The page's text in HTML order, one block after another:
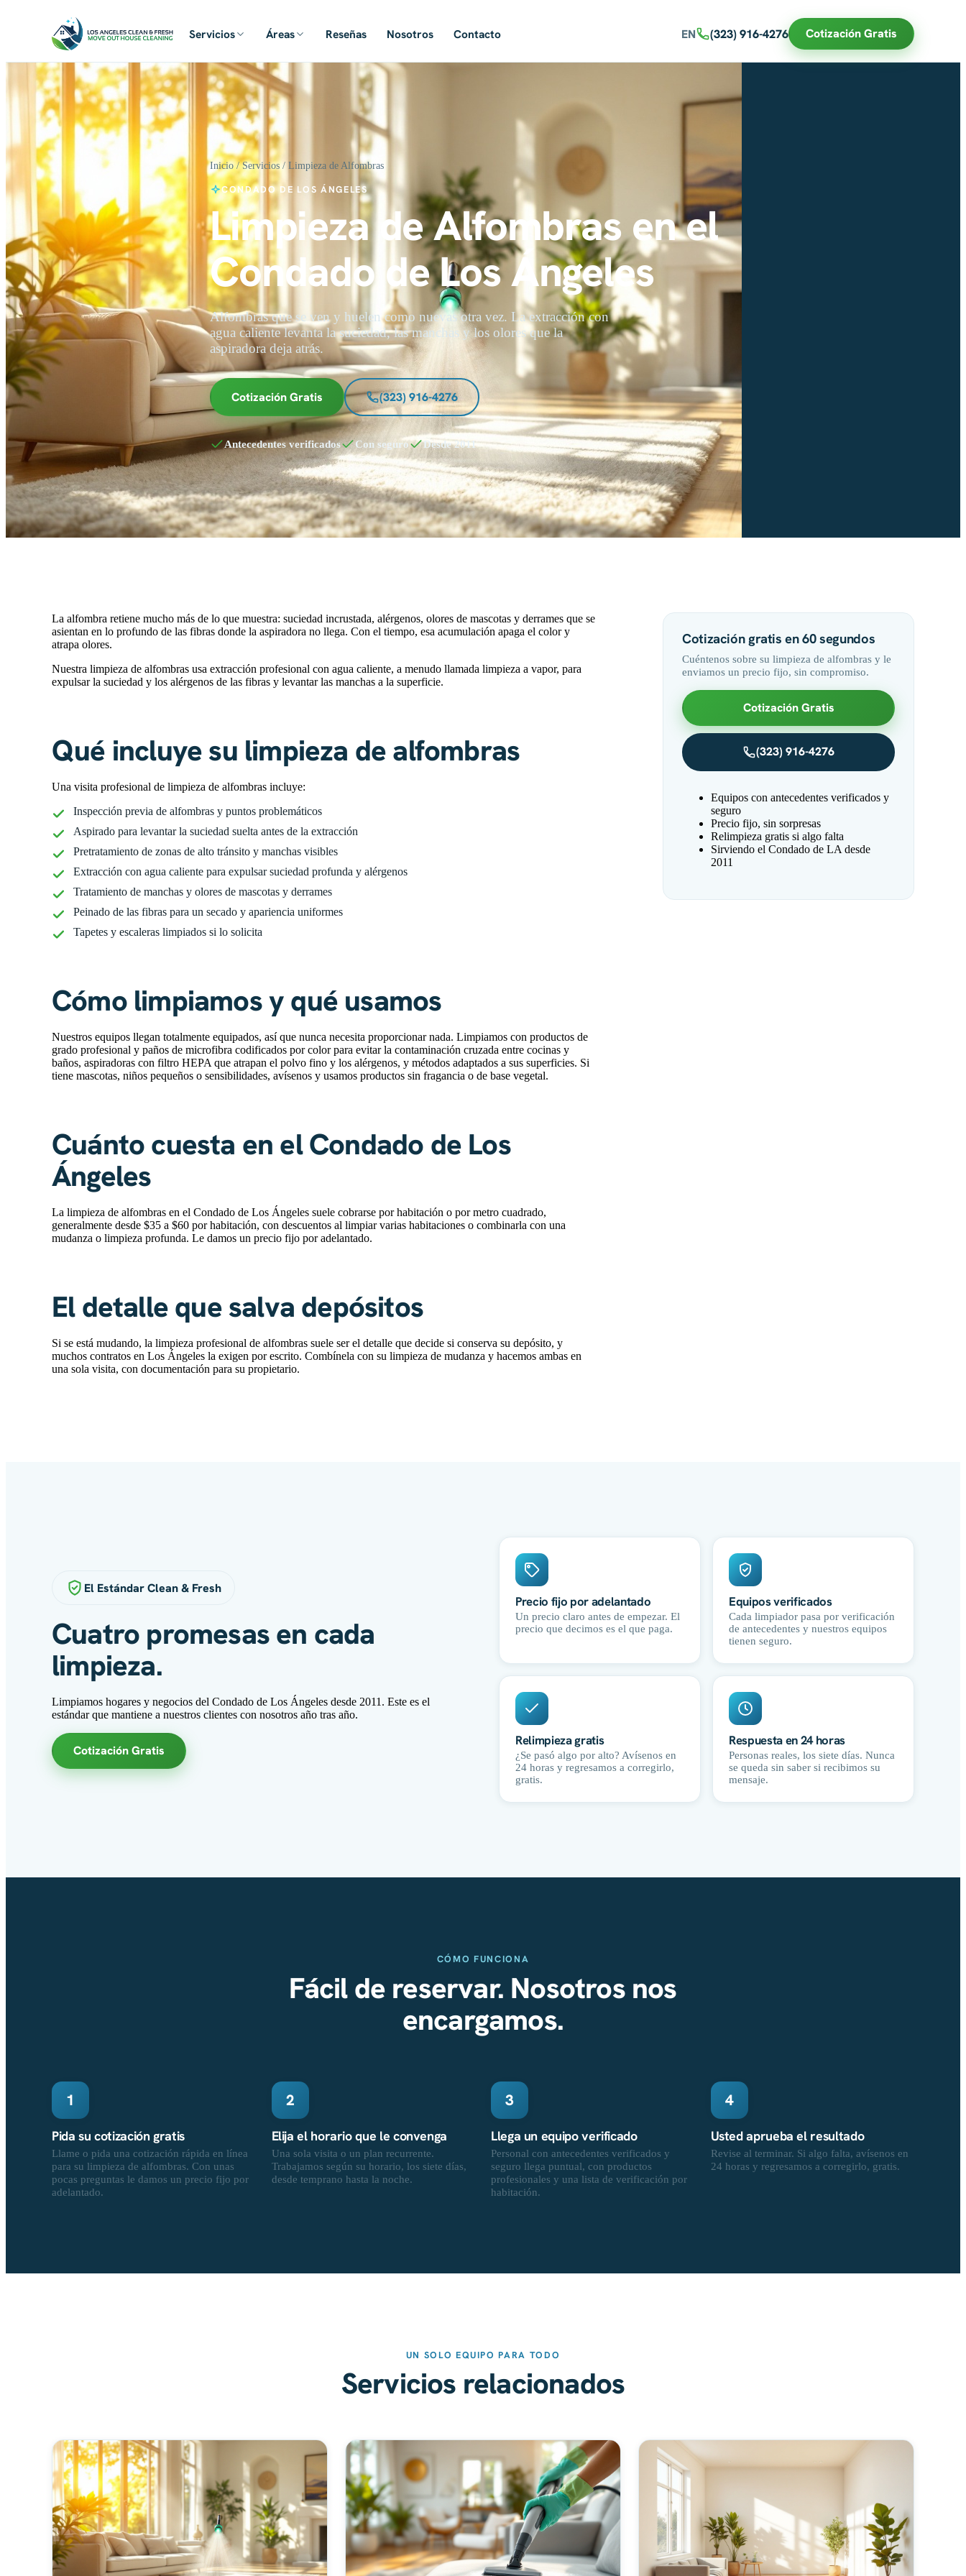
Servicios Áreas Reseñas Nosotros Contacto EN (323) 916-4276 Cotización Gratis
Inicio/Servicios / Limpieza de Alfombras
CONDADO DE LOS ÁNGELES
Limpieza de Alfombras en el
Condado de Los Ángeles
Alfombras que se ven y huelen como nuevas otra vez. La extracción con
agua caliente levanta la suciedad, las manchas y los olores que la
aspiradora deja atrás.
Cotización Gratis (323) 916-4276
Antecedentes verificados Con seguro Desde 2011
La alfombra retiene mucho más de lo que muestra: suciedad incrustada, alérgenos, olores de mascotas y derrames que se
asientan en lo profundo de las fibras donde la aspiradora no llega. Con el tiempo, esa acumulación apaga el color y
atrapa olores.
Nuestra limpieza de alfombras usa extracción profesional con agua caliente, a menudo llamada limpieza a vapor, para
expulsar la suciedad y los alérgenos de las fibras y levantar las manchas a la superficie.
Qué incluye su limpieza de alfombras
Una visita profesional de limpieza de alfombras incluye:
Inspección previa de alfombras y puntos problemáticos
Aspirado para levantar la suciedad suelta antes de la extracción
Pretratamiento de zonas de alto tránsito y manchas visibles
Extracción con agua caliente para expulsar suciedad profunda y alérgenos
Tratamiento de manchas y olores de mascotas y derrames
Peinado de las fibras para un secado y apariencia uniformes
Tapetes y escaleras limpiados si lo solicita
Cómo limpiamos y qué usamos
Nuestros equipos llegan totalmente equipados, así que nunca necesita proporcionar nada. Limpiamos con productos de
grado profesional y paños de microfibra codificados por color para evitar la contaminación cruzada entre cocinas y
baños, aspiradoras con filtro HEPA que atrapan el polvo fino y los alérgenos, y métodos adaptados a sus superficies. Si
tiene mascotas, niños pequeños o sensibilidades, avísenos y usamos productos sin fragancia o de base vegetal.
Cuánto cuesta en el Condado de Los
Ángeles
La limpieza de alfombras en el Condado de Los Ángeles suele cobrarse por habitación o por metro cuadrado,
generalmente desde $35 a $60 por habitación, con descuentos al limpiar varias habitaciones o combinarla con una
mudanza o limpieza profunda. Le damos un precio fijo por adelantado.
El detalle que salva depósitos
Si se está mudando, la limpieza profesional de alfombras suele ser el detalle que decide si conserva su depósito, y
muchos contratos en Los Ángeles la exigen por escrito. Combínela con su limpieza de mudanza y hacemos ambas en
una sola visita, con documentación para su propietario.
Cotización gratis en 60 segundos
Cuéntenos sobre su limpieza de alfombras y le
enviamos un precio fijo, sin compromiso.
Cotización Gratis
(323) 916-4276
Equipos con antecedentes verificados y
seguro
Precio fijo, sin sorpresas
Relimpieza gratis si algo falta
Sirviendo el Condado de LA desde
2011
El Estándar Clean & Fresh
Cuatro promesas en cada
limpieza.
Limpiamos hogares y negocios del Condado de Los Ángeles desde 2011. Este es el
estándar que mantiene a nuestros clientes con nosotros año tras año.
Cotización Gratis
Precio fijo por adelantado
Un precio claro antes de empezar. El
precio que decimos es el que paga.
Equipos verificados
Cada limpiador pasa por verificación
de antecedentes y nuestros equipos
tienen seguro.
Relimpieza gratis
¿Se pasó algo por alto? Avísenos en
24 horas y regresamos a corregirlo,
gratis.
Respuesta en 24 horas
Personas reales, los siete días. Nunca
se queda sin saber si recibimos su
mensaje.
CÓMO FUNCIONA
Fácil de reservar. Nosotros nos
encargamos.
1
Pida su cotización gratis
Llame o pida una cotización rápida en línea
para su limpieza de alfombras. Con unas
pocas preguntas le damos un precio fijo por
adelantado.
2
Elija el horario que le convenga
Una sola visita o un plan recurrente.
Trabajamos según su horario, los siete días,
desde temprano hasta la noche.
3
Llega un equipo verificado
Personal con antecedentes verificados y
seguro llega puntual, con productos
profesionales y una lista de verificación por
habitación.
4
Usted aprueba el resultado
Revise al terminar. Si algo falta, avísenos en
24 horas y regresamos a corregirlo, gratis.
UN SOLO EQUIPO PARA TODO
Servicios relacionados